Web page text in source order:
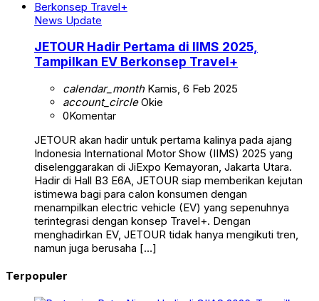
News Update
JETOUR Hadir Pertama di IIMS 2025,
Tampilkan EV Berkonsep Travel+
calendar_monthKamis, 6 Feb 2025
account_circleOkie
0Komentar
JETOUR akan hadir untuk pertama kalinya pada ajang
Indonesia International Motor Show (IIMS) 2025 yang
diselenggarakan di JiExpo Kemayoran, Jakarta Utara.
Hadir di Hall B3 E6A, JETOUR siap memberikan kejutan
istimewa bagi para calon konsumen dengan
menampilkan electric vehicle (EV) yang sepenuhnya
terintegrasi dengan konsep Travel+. Dengan
menghadirkan EV, JETOUR tidak hanya mengikuti tren,
namun juga berusaha […]
Terpopuler